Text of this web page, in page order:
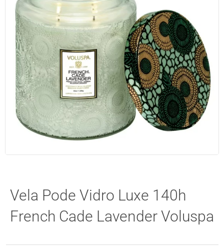
Vela Pode Vidro Luxe 140h
French Cade Lavender Voluspa